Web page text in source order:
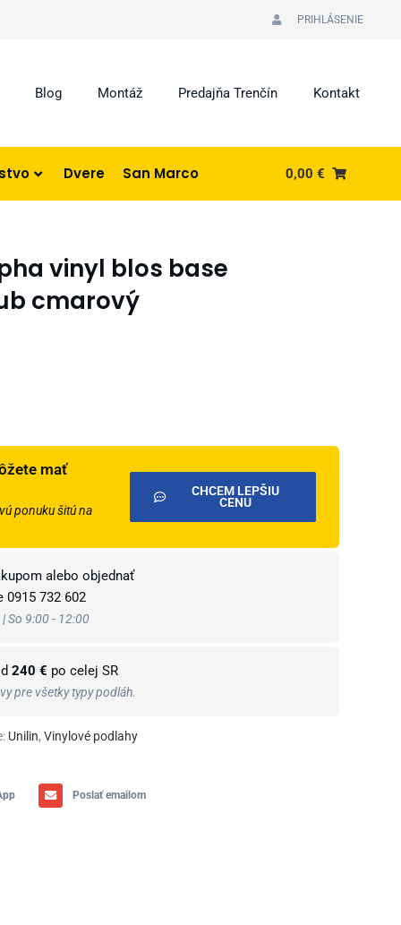
PRIHLÁSENIE
Blog Montáž Predajňa Trenčín Kontakt
Dvere San Marco 0,00€
vinyl blos base
cmarový
mať
ponuku šitú na
CHCEM LEPŠIU
CENU
alebo objednať
0915 732 602
So 9:00 - 12:00
240 € po celej SR
pre všetky typy podláh.
Unilin, Vinylové podlahy
Poslať emailom